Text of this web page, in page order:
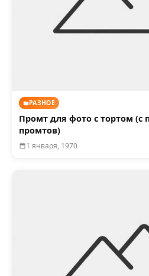
РАЗНОЕ
Промт для фото с тортом (с
промтов)
1 января, 1970